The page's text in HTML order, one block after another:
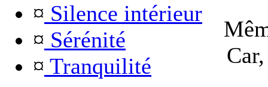
¤ Silence intérieur
¤ Sérénité
¤ Tranquilité